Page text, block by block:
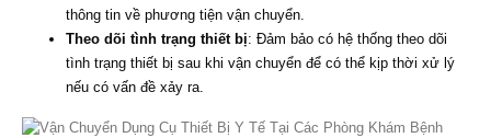
thông tin về phương tiện vận chuyển.
Theo dõi tình trạng thiết bị: Đảm bảo có hệ thống theo dõi
tình trạng thiết bị sau khi vận chuyển để có thể kịp thời xử lý
nếu có vấn đề xảy ra.